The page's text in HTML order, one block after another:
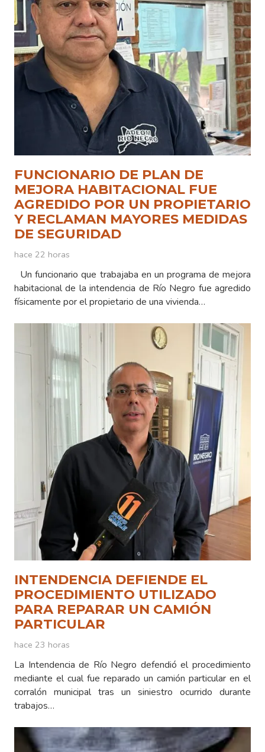
FUNCIONARIO DE PLAN DE
MEJORA HABITACIONAL FUE
AGREDIDO POR UN PROPIETARIO
Y RECLAMAN MAYORES MEDIDAS
DE SEGURIDAD
hace 22 horas
Un funcionario que trabajaba en un programa de mejora
habitacional de la intendencia de Río Negro fue agredido
físicamente por el propietario de una vivienda…
INTENDENCIA DEFIENDE EL
PROCEDIMIENTO UTILIZADO
PARA REPARAR UN CAMIÓN
PARTICULAR
hace 23 horas
La Intendencia de Río Negro defendió el procedimiento
mediante el cual fue reparado un camión particular en el
corralón municipal tras un siniestro ocurrido durante
trabajos…